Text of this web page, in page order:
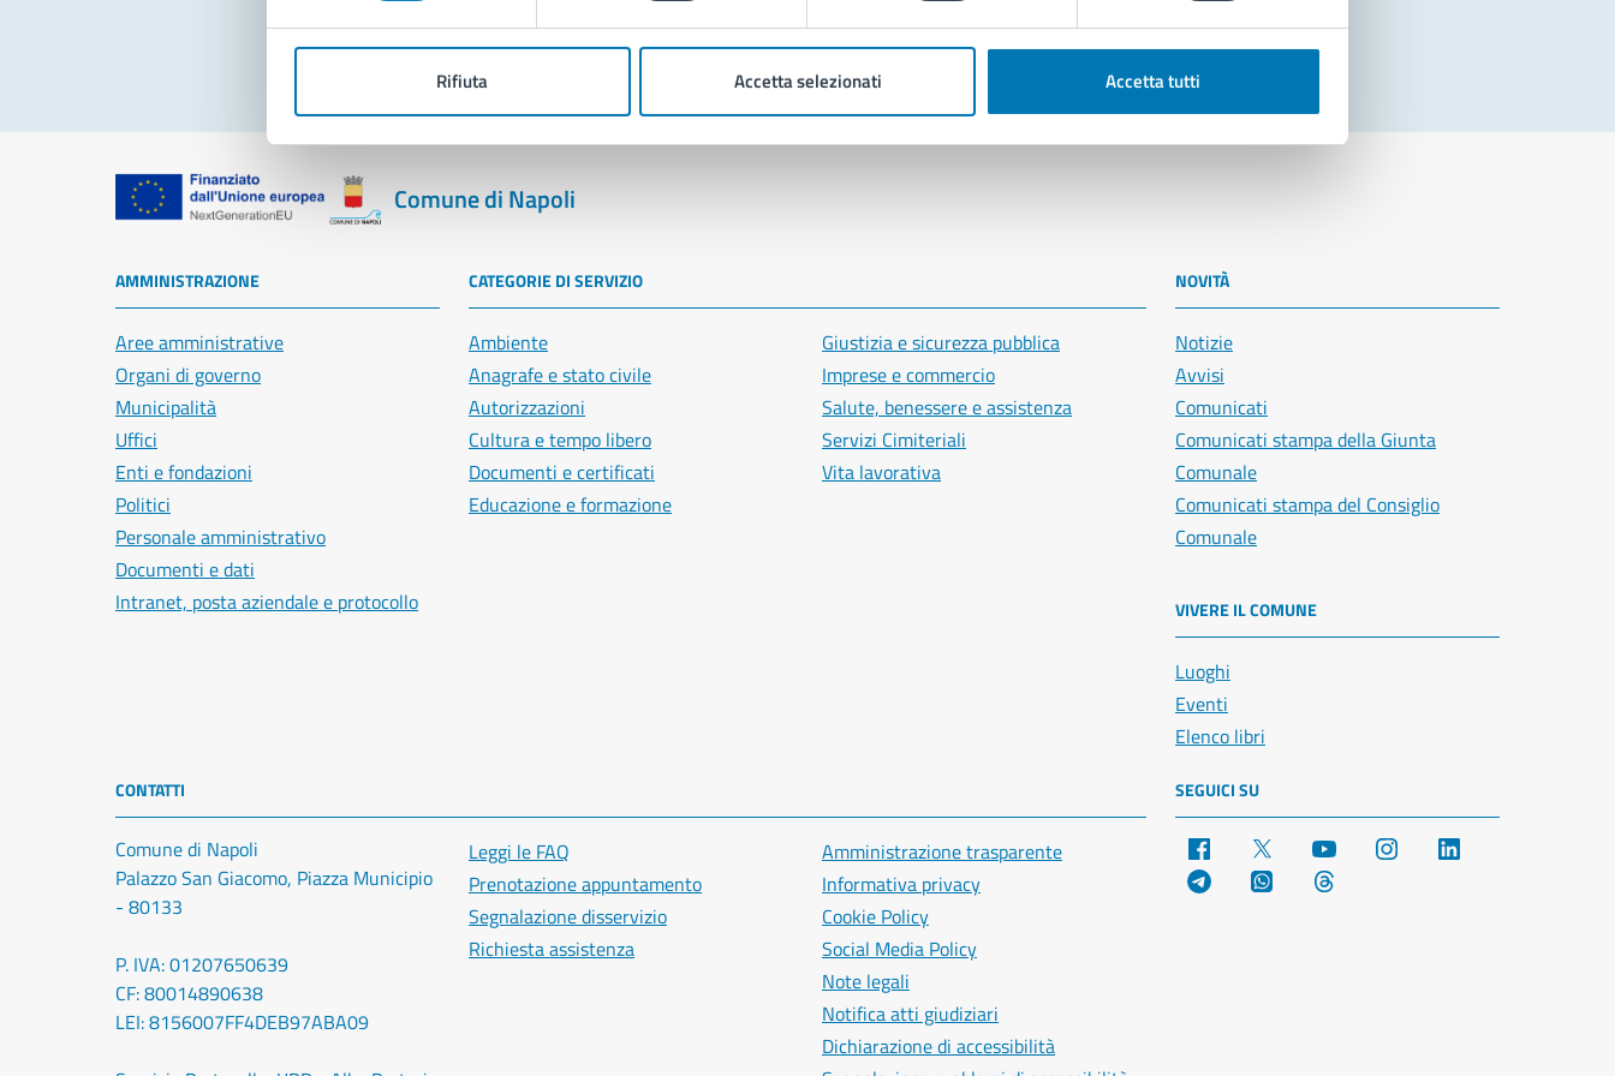
Rifiuta Accetta selezionati Accetta tutti
Segnala disservizio
Comune di Napoli
AMMINISTRAZIONE
Aree amministrative
Organi di governo
Municipalità
Uffici
Enti e fondazioni
Politici
Personale amministrativo
Documenti e dati
Intranet, posta aziendale e protocollo
CATEGORIE DI SERVIZIO
Ambiente
Anagrafe e stato civile
Autorizzazioni
Cultura e tempo libero
Documenti e certificati
Educazione e formazione
Giustizia e sicurezza pubblica
Imprese e commercio
Salute, benessere e assistenza
Servizi Cimiteriali
Vita lavorativa
NOVITÀ
Notizie
Avvisi
Comunicati
Comunicati stampa della Giunta
Comunale
Comunicati stampa del Consiglio
Comunale
VIVERE IL COMUNE
Luoghi
Eventi
Elenco libri
CONTATTI
Comune di Napoli
Palazzo San Giacomo, Piazza Municipio
- 80133
P. IVA: 01207650639
CF: 80014890638
LEI: 8156007FF4DEB97ABA09
Leggi le FAQ
Prenotazione appuntamento
Segnalazione disservizio
Richiesta assistenza
Amministrazione trasparente
Informativa privacy
Cookie Policy
Social Media Policy
Note legali
Notifica atti giudiziari
Dichiarazione di accessibilità
SEGUICI SU
Facebook YouTube Instagram
Telegram WhatsApp